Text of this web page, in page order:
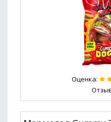
Оценка: